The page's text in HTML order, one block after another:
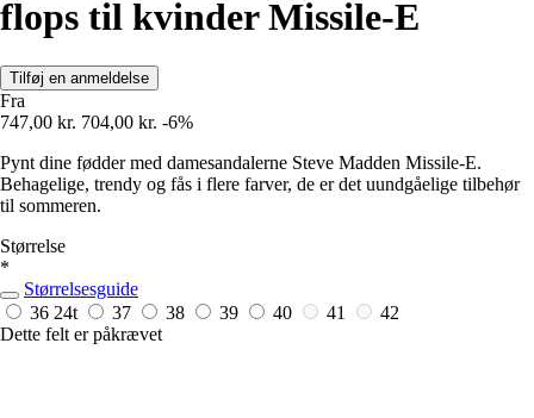
flops til kvinder Missile-E
Tilføj en anmeldelse
Fra
747,00 kr. 704,00 kr. -6%
Pynt dine fødder med damesandalerne Steve Madden Missile-E.
Behagelige, trendy og fås i flere farver, de er det uundgåelige tilbehør
til sommeren.
Størrelse
*
Størrelsesguide
36 24t 37 38 39 40 41
42
Dette felt er påkrævet